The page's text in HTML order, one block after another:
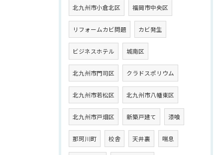
北九州市小倉北区 福岡市中央区
リフォームカビ問題 カビ発生
ビジネスホテル 城南区
北九州市門司区 クラドスポリウム
北九州市若松区 北九州市八幡東区
北九州市戸畑区 新築戸建て 漆喰
那珂川町 校舎 天井裏 喘息